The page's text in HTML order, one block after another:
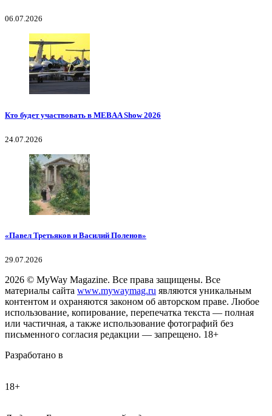
06.07.2026
Кто будет участвовать в MEBAA Show 2026
24.07.2026
«Павел Третьяков и Василий Поленов»
29.07.2026
2026 © MyWay Magazine. Все права защищены. Все
материалы сайта www.mywaymag.ru являются уникальным
контентом и охраняются законом об авторском праве. Любое
использование, копирование, перепечатка текста — полная
или частичная, а также использование фотографий без
письменного согласия редакции — запрещено. 18+
Разработано в
18+